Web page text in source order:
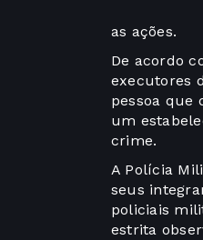
as ações.
De acordo
executores
pessoa que
um
crime.
A Polícia
seus
policiais
estrita